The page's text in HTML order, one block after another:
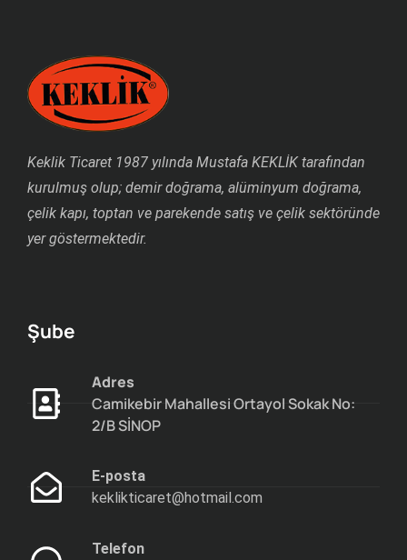
Keklik Ticaret 1987 yılında Mustafa KEKLİK tarafından
kurulmuş olup; demir doğrama, alüminyum doğrama,
çelik kapı, toptan ve parekende satış ve çelik sektöründe
yer göstermektedir.
Şube
Adres
Camikebir Mahallesi Ortayol Sokak No:
2/B SİNOP
E-posta
keklikticaret@hotmail.com
Telefon